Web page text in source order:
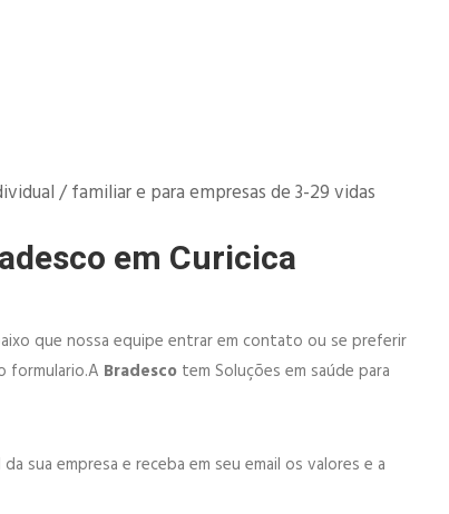
/ familiar e para empresas de 3-29 vidas
em Curicica
que nossa equipe entrar em contato ou se preferir
formulario.A Bradesco tem Soluções em saúde para
sua empresa e receba em seu email os valores e a